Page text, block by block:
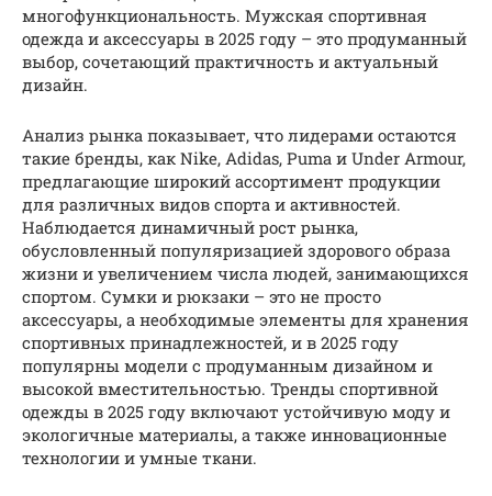
многофункциональность. Мужская спортивная
одежда и аксессуары в 2025 году – это продуманный
выбор, сочетающий практичность и актуальный
дизайн.
Анализ рынка показывает, что лидерами остаются
такие бренды, как Nike, Adidas, Puma и Under Armour,
предлагающие широкий ассортимент продукции
для различных видов спорта и активностей.
Наблюдается динамичный рост рынка,
обусловленный популяризацией здорового образа
жизни и увеличением числа людей, занимающихся
спортом. Сумки и рюкзаки – это не просто
аксессуары, а необходимые элементы для хранения
спортивных принадлежностей, и в 2025 году
популярны модели с продуманным дизайном и
высокой вместительностью. Тренды спортивной
одежды в 2025 году включают устойчивую моду и
экологичные материалы, а также инновационные
технологии и умные ткани.